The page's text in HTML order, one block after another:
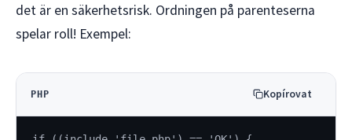
det är en säkerhetsrisk. Ordningen på parenteserna
spelar roll! Exempel:
PHP Kopírovat